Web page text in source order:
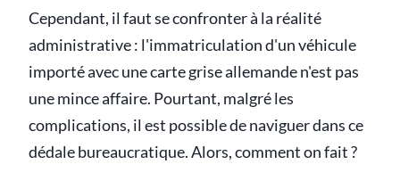
Cependant, il faut se confronter à la réalité
administrative : l'immatriculation d'un véhicule
importé avec une carte grise allemande n'est pas
une mince affaire. Pourtant, malgré les
complications, il est possible de naviguer dans ce
dédale bureaucratique. Alors, comment on fait ?